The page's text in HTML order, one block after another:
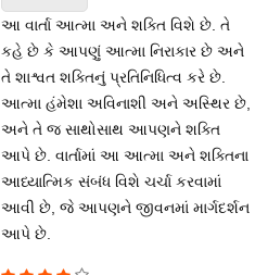
આ વાર્તા આત્મા અને શક્તિ વિશે છે. તે
કહે છે કે આપણું આત્મા નિરાકાર છે અને
તે શાશ્વત શક્તિનું પ્રતિનિધિત્વ કરે છે.
આત્મા હંમેશા અવિનાશી અને અસ્થિર છે,
અને તે જ સાથોસાથ આપણને શક્તિ
આપે છે. વાર્તામાં આ આત્મા અને શક્તિના
આધ્યાત્મિક સંબંધ વિશે ચર્ચા કરવામાં
આવી છે, જે આપણને જીવનમાં માર્ગદર્શન
આપે છે.